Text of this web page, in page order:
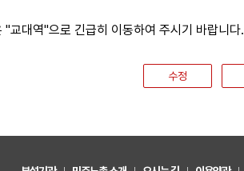
교대역"으로 긴급히 이동하여 주시기 바랍니다.
수정